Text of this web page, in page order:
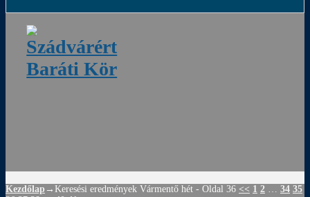
Kezdőlap →Keresési eredmények Vármentő hét - Oldal 36 << 1 2 34 35